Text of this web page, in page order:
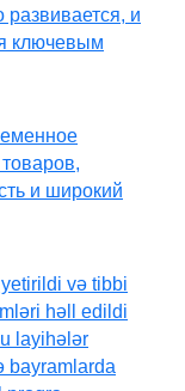
развивается, и
ключевым
и широкий
və tibbi
həll edildi
layihələr
bayramlarda